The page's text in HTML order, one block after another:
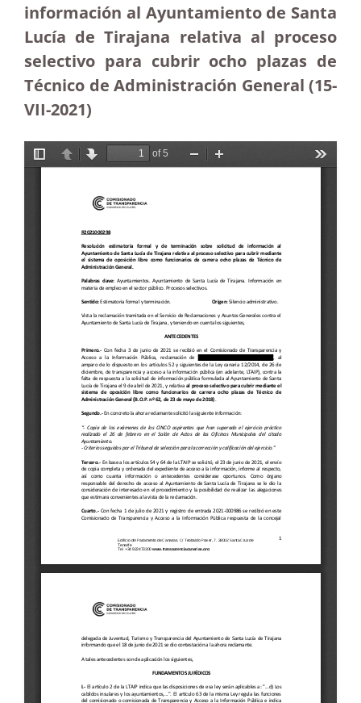
información al Ayuntamiento de Santa
Lucía de Tirajana relativa al proceso
selectivo para cubrir ocho plazas de
Técnico de Administración General (15-
VII-2021)